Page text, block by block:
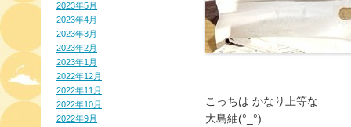
2023年5月
2023年4月
2023年3月
2023年2月
2023年1月
2022年12月
2022年11月
2022年10月
2022年9月
こっちは かなり上等な
大島紬(°_°)